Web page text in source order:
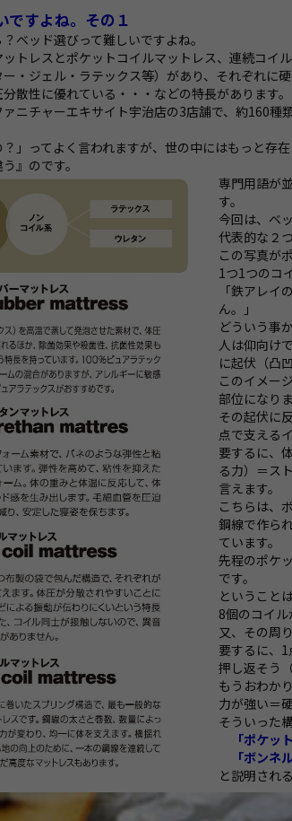
ですよね。その１
ベッド選びって難しいですよね。
トレスとポケットコイルマットレス、連続コイル
・ジェル・ラテックス等）があり、それぞれに硬
散性に優れている・・・などの特長があります。
ニチャーエキサイト宇治店の3店舗で、約160種
」ってよく言われますが、世の中にはもっと存在
』のです。
専門用語が
す。
今回は、ベ
代表的な２
この写真が
1つ1つのコ
「鉄アレイ
ん。」
どういう事
人は仰向け
に起伏（凸
このイメー
部位になりま
その起伏に
点で支える
要するに、
る力）＝ス
言えます。
こちらは、
鋼線で作ら
ています。
先程のポケ
です。
ということ
8個のコイル
又、その周
要するに、1
押し返そう
もうおわか
力が強い＝
そういった
「ポケッ
「ボンネ
と説明され